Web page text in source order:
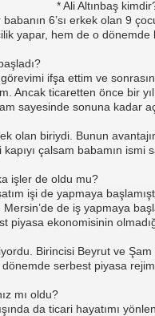
* Ali Altınbaş
6’sı erkek olan 9
yapar, hem de o dönemde
ifşa ettim ve
Ancak ticaretten önce bir
sayesinde sonuna kadar
olan biriydi. Bunun
çalsam babamın ismi
işler de oldu mu?
işi de yapmaya
de iş yapmaya
ekonomisinin
Birincisi Beyrut ve
serbest piyasa
mı oldu?
da ticari hayatımı